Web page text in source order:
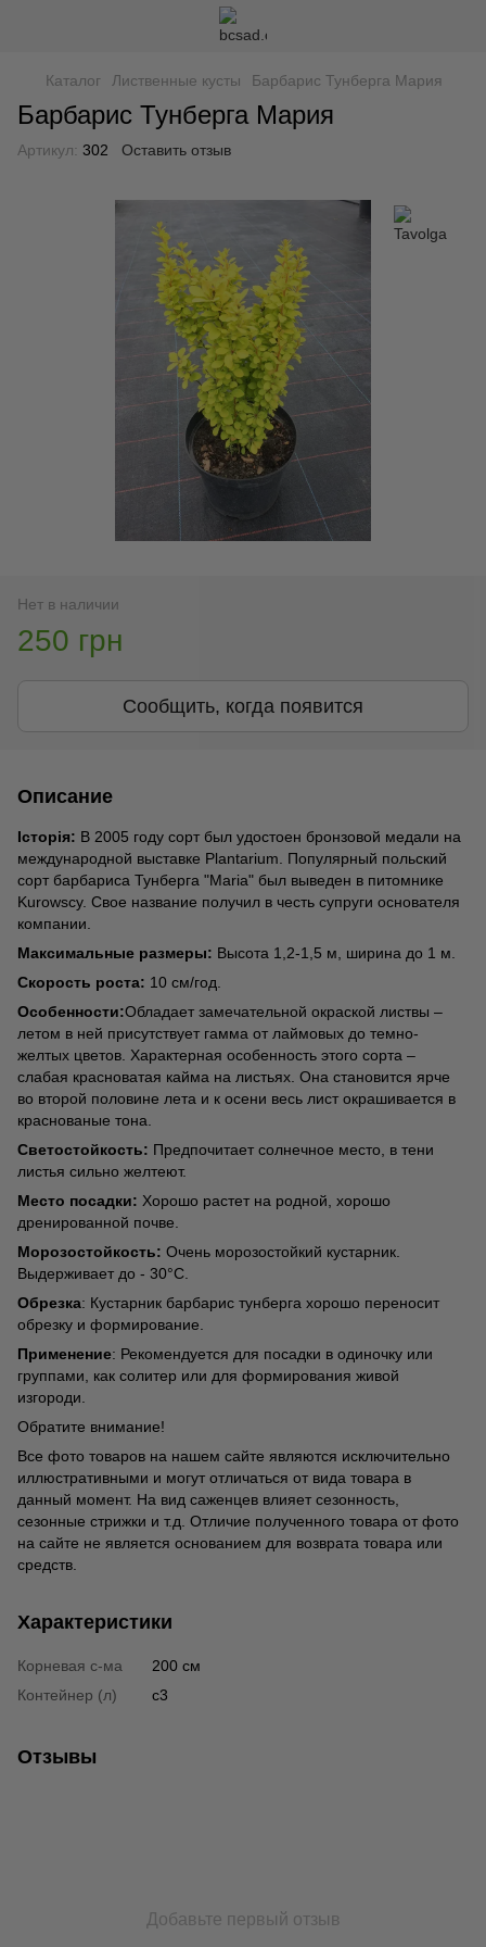
Каталог Лиственные кусты Барбарис Тунберга Мария
Барбарис Тунберга Мария
Артикул: 302 Оставить отзыв
Нет в наличии
250 грн
Сообщить, когда появится
Описание
Історія: В 2005 году сорт был удостоен бронзовой медали на
международной выставке Plantarium. Популярный польский
сорт барбариса Тунберга "Maria" был выведен в питомнике
Kurowscy. Свое название получил в честь супруги основателя
компании.
Максимальные размеры: Высота 1,2-1,5 м, ширина до 1 м.
Скорость роста: 10 см/год.
Особенности:Обладает замечательной окраской листвы –
летом в ней присутствует гамма от лаймовых до темно-
желтых цветов. Характерная особенность этого сорта –
слабая красноватая кайма на листьях. Она становится ярче
во второй половине лета и к осени весь лист окрашивается в
краснованые тона.
Светостойкость: Предпочитает солнечное место, в тени
листья сильно желтеют.
Место посадки: Хорошо растет на родной, хорошо
дренированной почве.
Морозостойкость: Очень морозостойкий кустарник.
Выдерживает до - 30°С.
Обрезка: Кустарник барбарис тунберга хорошо переносит
обрезку и формирование.
Применение: Рекомендуется для посадки в одиночку или
группами, как солитер или для формирования живой
изгороди.
Обратите внимание!
Все фото товаров на нашем сайте являются исключительно
иллюстративными и могут отличаться от вида товара в
данный момент. На вид саженцев влияет сезонность,
сезонные стрижки и т.д. Отличие полученного товара от фото
на сайте не является основанием для возврата товара или
средств.
Характеристики
Корневая с-ма
200 см
Контейнер (л)
c3
Отзывы
Добавьте первый отзыв